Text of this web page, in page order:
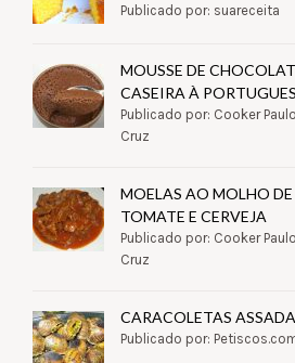
Publicado por: suareceita
MOUSSE DE
CASEIRA À
Publicado por: Cooker Paulo
Cruz
MOELAS AO MOLHO DE
TOMATE E CERVEJA
Publicado por: Cooker Paulo
Cruz
CARACOLETAS
Publicado por: